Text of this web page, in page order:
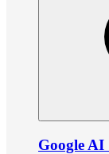
Google AI